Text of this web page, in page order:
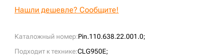
Каталожный номер:Pin.110.638.22.001.0;
Подходит к технике:CLG950E;
Нашли дешевле? Сообщите!